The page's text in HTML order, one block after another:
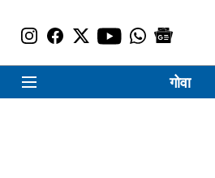
गोवा